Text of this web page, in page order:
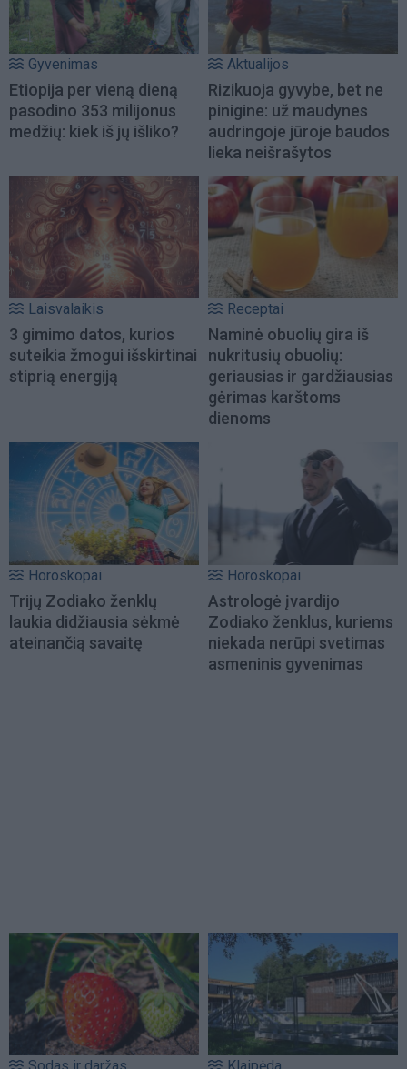
Gyvenimas
Etiopija per vieną dieną
pasodino 353 milijonus
medžių: kiek iš jų išliko?
Aktualijos
Rizikuoja gyvybe, bet ne
pinigine: už maudynes
audringoje jūroje baudos
lieka neišrašytos
Laisvalaikis
3 gimimo datos, kurios
suteikia žmogui išskirtinai
stiprią energiją
Receptai
Naminė obuolių gira iš
nukritusių obuolių:
geriausias ir gardžiausias
gėrimas karštoms
dienoms
Horoskopai
Trijų Zodiako ženklų
laukia didžiausia sėkmė
ateinančią savaitę
Horoskopai
Astrologė įvardijo
Zodiako ženklus, kuriems
niekada nerūpi svetimas
asmeninis gyvenimas